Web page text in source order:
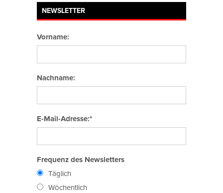
NEWSLETTER
Vorname:
Nachname:
E-Mail-Adresse:*
Frequenz des Newsletters
Täglich
Wöchentlich